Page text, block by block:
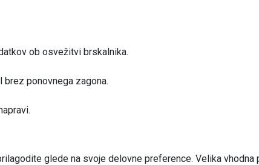
ob osvežitvi brskalnika.
brez ponovnega zagona.
glede na svoje delovne preference. Velika